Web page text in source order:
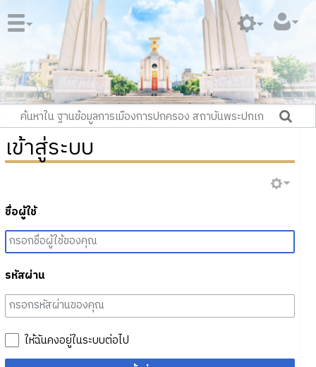
เข้าสู่ระบบ
ชื่อผู้ใช้
รหัสผ่าน
ให้ฉันคงอยู่ในระบบต่อไป